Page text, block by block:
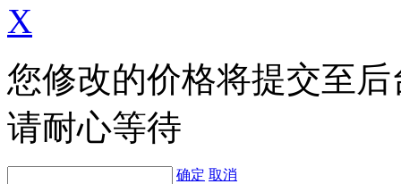
X
您修改的价格将提交至
请耐心等待
确定 取消